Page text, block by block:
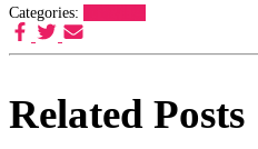
Categories:
Related Posts